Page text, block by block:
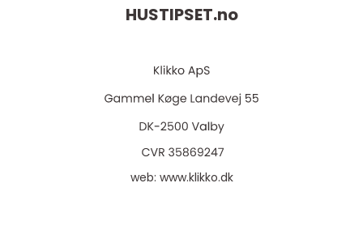
HUSTIPSET.no
web: www.klikko.dk